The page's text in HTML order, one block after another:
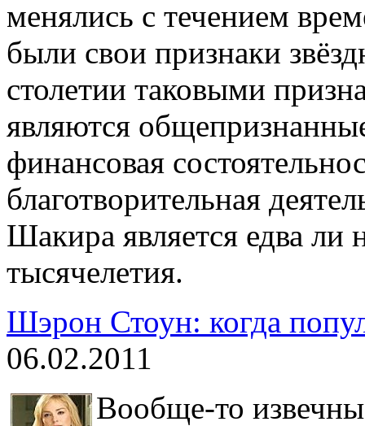
менялись с течением
были свои признаки
столетии таковыми
являются
финансовая
благотворительная
Шакира является едва ли
тысячелетия.
Шэрон Стоун: когда
06.02.2011
Вообще-то